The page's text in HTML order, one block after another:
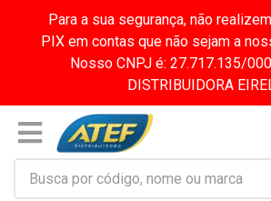
Para a sua segurança, não
PIX em contas que não sejam a
Nosso CNPJ é: 27.717.135/
DISTRIBUIDORA